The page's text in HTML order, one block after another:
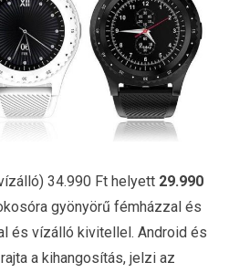
34.990 Ft helyett 29.990
gyönyörű fémházzal és
és vízálló kivitellel. Android és
a kihangosítás, jelzi az